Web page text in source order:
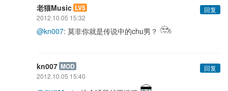
老猫Music LV5
回复
2012.10.05 15:32
@kn007: 莫非你就是传说中的chu男？
kn007 MOD
回复
2012.10.05 15:40